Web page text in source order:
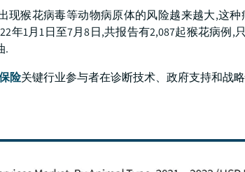
现猴花病毒等动物病原体的风险越来越大,这
年1月1日至7月8日,共报告有2,087起猴花病例,
.
险关键行业参与者在诊断技术、政府支持和战